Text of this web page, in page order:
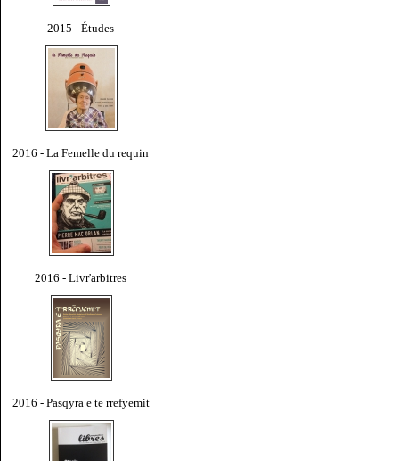
2015 - Études
2016 - La Femelle du requin
2016 - Livr'arbitres
2016 - Pasqyra e te rrefyemit